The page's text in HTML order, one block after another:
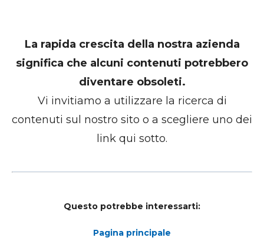
La rapida crescita della nostra azienda
significa che alcuni contenuti potrebbero
diventare obsoleti.
Vi invitiamo a utilizzare la ricerca di
contenuti sul nostro sito o a scegliere uno dei
link qui sotto.
Questo potrebbe interessarti:
Pagina principale